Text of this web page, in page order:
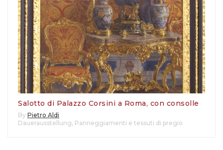
Salotto di Palazzo Corsini a Roma, con consolle
By Pietro Aldi
Dauerausstellung, Panneggiamenti e tessuti di pregio